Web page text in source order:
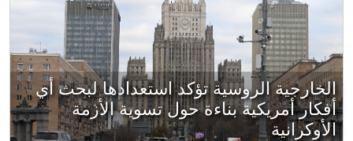
الخارجية الروسية تؤكد استعدادها لبحث أي
أفكار أمريكية بناءة حول تسوية الأزمة
الأوكرانية